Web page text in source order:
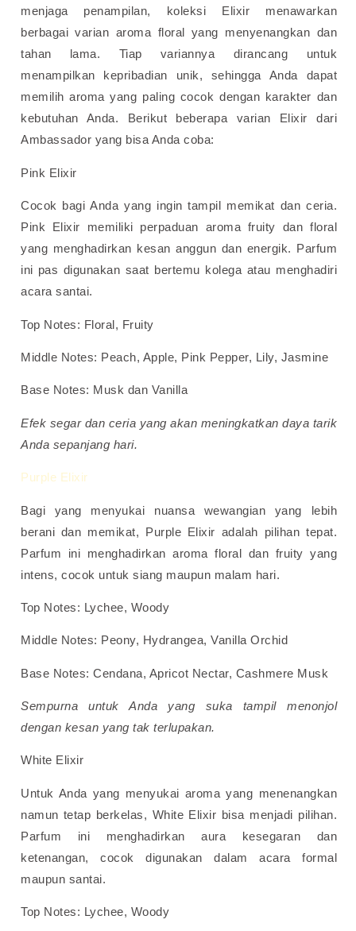
menjaga penampilan, koleksi Elixir menawarkan
berbagai varian aroma floral yang menyenangkan dan
tahan lama. Tiap variannya dirancang untuk
menampilkan kepribadian unik, sehingga Anda dapat
memilih aroma yang paling cocok dengan karakter dan
kebutuhan Anda. Berikut beberapa varian Elixir dari
Ambassador yang bisa Anda coba:
Pink Elixir
Cocok bagi Anda yang ingin tampil memikat dan ceria.
Pink Elixir memiliki perpaduan aroma fruity dan floral
yang menghadirkan kesan anggun dan energik. Parfum
ini pas digunakan saat bertemu kolega atau menghadiri
acara santai.
Top Notes: Floral, Fruity
Middle Notes: Peach, Apple, Pink Pepper, Lily, Jasmine
Base Notes: Musk dan Vanilla
Efek segar dan ceria yang akan meningkatkan daya tarik
Anda sepanjang hari.
Purple Elixir
Bagi yang menyukai nuansa wewangian yang lebih
berani dan memikat, Purple Elixir adalah pilihan tepat.
Parfum ini menghadirkan aroma floral dan fruity yang
intens, cocok untuk siang maupun malam hari.
Top Notes: Lychee, Woody
Middle Notes: Peony, Hydrangea, Vanilla Orchid
Base Notes: Cendana, Apricot Nectar, Cashmere Musk
Sempurna untuk Anda yang suka tampil menonjol
dengan kesan yang tak terlupakan.
White Elixir
Untuk Anda yang menyukai aroma yang menenangkan
namun tetap berkelas, White Elixir bisa menjadi pilihan.
Parfum ini menghadirkan aura kesegaran dan
ketenangan, cocok digunakan dalam acara formal
maupun santai.
Top Notes: Lychee, Woody